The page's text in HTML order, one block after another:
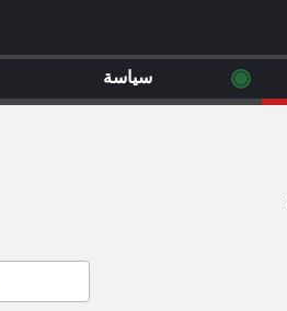
◉ سياسة